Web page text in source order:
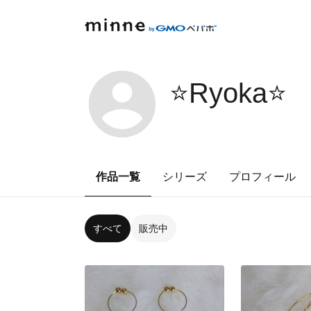
⭐️Ryoka⭐️
作品一覧 シリーズ プロフィール
すべて 販売中